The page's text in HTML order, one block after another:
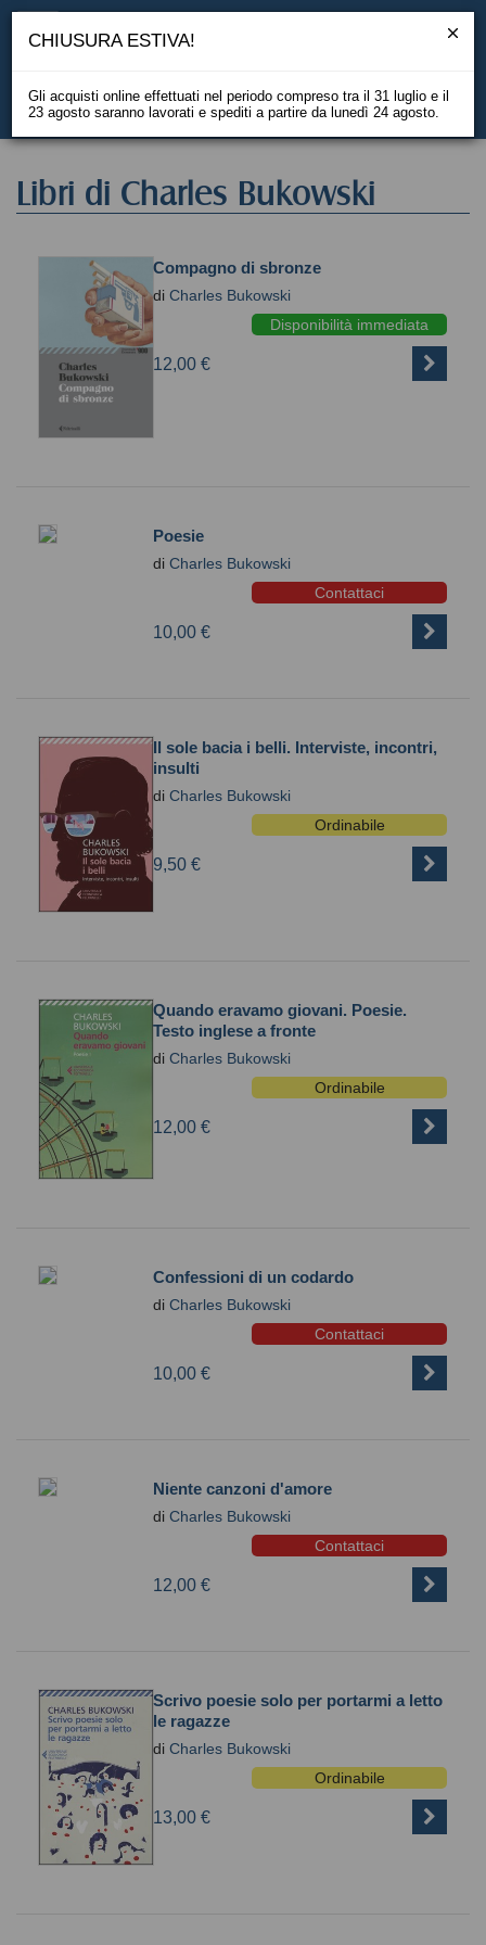
EN
Libri di Charles Bukowski
Compagno di sbronze
di Charles Bukowski
Disponibilità immediata
12,00 €
Poesie
di Charles Bukowski
Contattaci
10,00 €
Il sole bacia i belli. Interviste, incontri,
insulti
di Charles Bukowski
Ordinabile
9,50 €
Quando eravamo giovani. Poesie.
Testo inglese a fronte
di Charles Bukowski
Ordinabile
12,00 €
Confessioni di un codardo
di Charles Bukowski
Contattaci
10,00 €
Niente canzoni d'amore
di Charles Bukowski
Contattaci
12,00 €
Scrivo poesie solo per portarmi a letto
le ragazze
di Charles Bukowski
Ordinabile
13,00 €
CHIUSURA ESTIVA!
Gli acquisti online effettuati nel periodo compreso tra il 31 luglio e il
23 agosto saranno lavorati e spediti a partire da lunedì 24 agosto.